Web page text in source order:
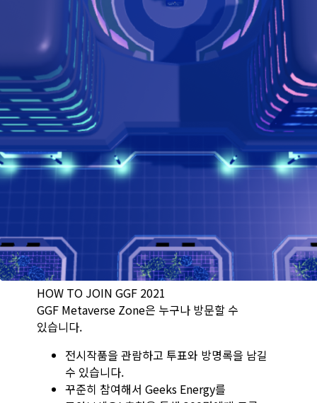
HOW TO JOIN GGF 2021
GGF Metaverse Zone은 누구나 방문할 수
있습니다.
전시작품을 관람하고 투표와 방명록을 남길
수 있습니다.
꾸준히 참여해서 Geeks Energy를